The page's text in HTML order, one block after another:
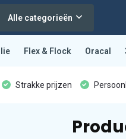
Alle categorieën
Flex & Flock Oracal
Strakke prijzen